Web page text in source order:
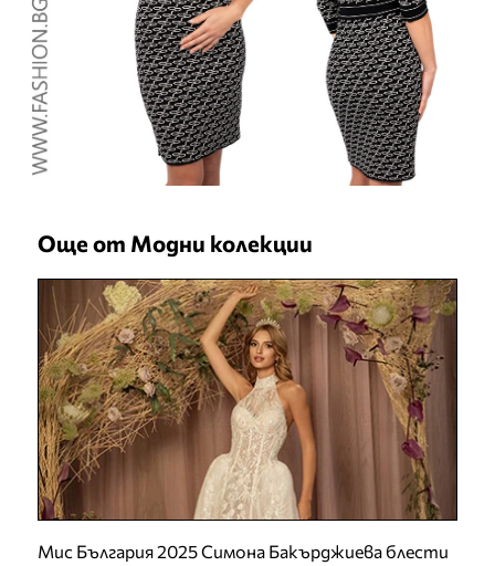
Още от Модни колекции
Мис България 2025 Симона Бакърджиева блести